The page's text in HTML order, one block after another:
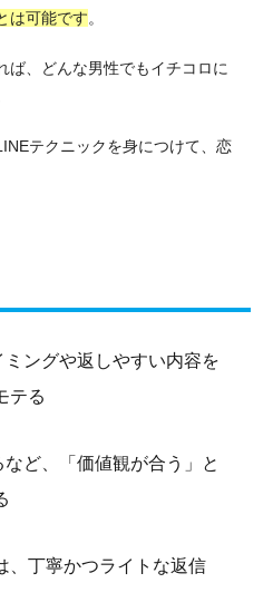
は可能です。
ば、どんな男性でもイチコロに
テクニックを身につけて、恋
ングや返しやすい内容を
テる
ど、「価値観が合う」と
、丁寧かつライトな返信